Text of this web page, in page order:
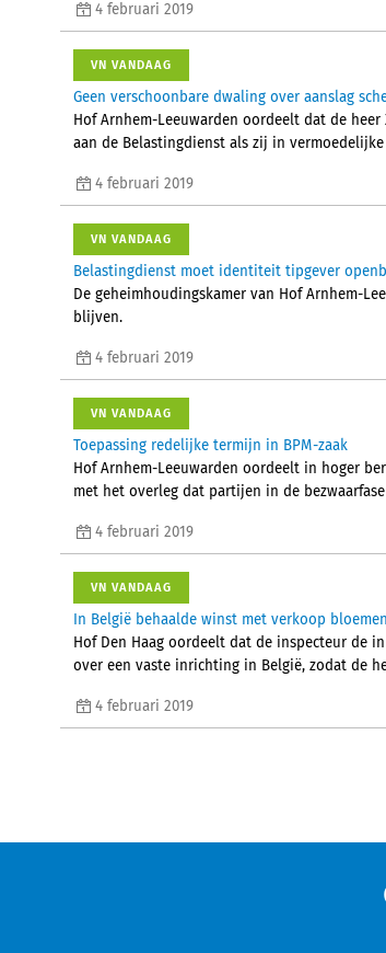
4 februari 2019
VN VANDAAG
Geen verschoonbare dwaling over aanslag
Hof Arnhem-Leeuwarden oordeelt dat de
aan de Belastingdienst als zij in
4 februari 2019
VN VANDAAG
Belastingdienst moet identiteit tipgever
De geheimhoudingskamer van Hof Arnhem-
blijven.
4 februari 2019
VN VANDAAG
Toepassing redelijke termijn in BPM-zaak
Hof Arnhem-Leeuwarden oordeelt in hoger
met het overleg dat partijen in de bezwaarfase
4 februari 2019
VN VANDAAG
In België behaalde winst met verkoop
Hof Den Haag oordeelt dat de inspecteur de
over een vaste inrichting in België, zodat de
4 februari 2019